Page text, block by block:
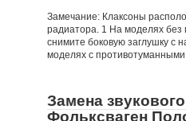
Замечание: Клаксоны
радиатора. 1 На моделях
снимите боковую заглушку с
моделях с
Замена
Фольксваген